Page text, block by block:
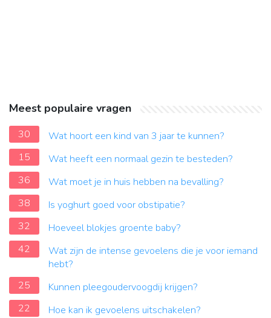
Meest populaire vragen
30
Wat hoort een kind van 3 jaar te kunnen?
15
Wat heeft een normaal gezin te besteden?
36
Wat moet je in huis hebben na bevalling?
38
Is yoghurt goed voor obstipatie?
32
Hoeveel blokjes groente baby?
42
Wat zijn de intense gevoelens die je voor iemand
hebt?
25
Kunnen pleegoudervoogdij krijgen?
22
Hoe kan ik gevoelens uitschakelen?